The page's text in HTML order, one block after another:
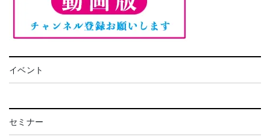
イベント
セミナー